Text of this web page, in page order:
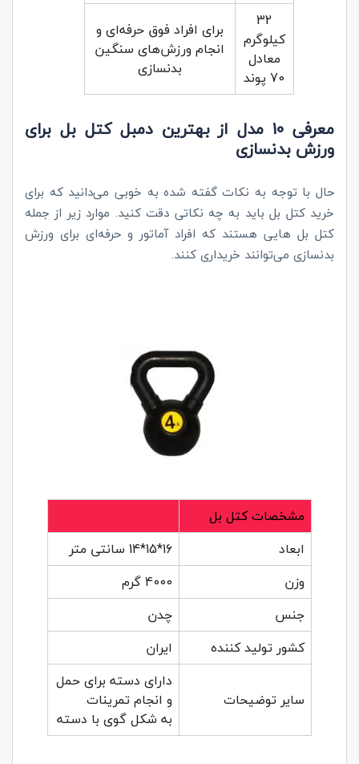
32
کیلوگرم
معادل
70 پوند
برای افراد فوق حرفه‌ای و
انجام ورزش‌های سنگین
بدنسازی
معرفی 10 مدل از بهترین دمبل کتل بل برای
ورزش بدنسازی
حال با توجه به نکات گفته شده به خوبی می‌دانید که برای
خرید کتل بل باید به چه نکاتی دقت کنید. موارد زیر از جمله
کتل بل هایی هستند که افراد آماتور و حرفه‌ای برای ورزش
بدنسازی می‌توانند خریداری کنند.
مشخصات کتل بل
ابعاد
16*15*14 سانتی متر
وزن
4000 گرم
جنس
چدن
کشور تولید کننده
ایران
سایر توضیحات
دارای دسته برای حمل
و انجام تمرینات
به شکل گوی با دسته